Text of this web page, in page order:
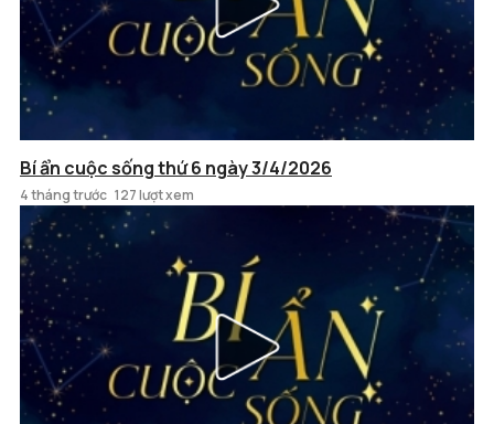
Bí ẩn cuộc sống thứ 6 ngày 3/4/2026
4 tháng trước 127 lượt xem